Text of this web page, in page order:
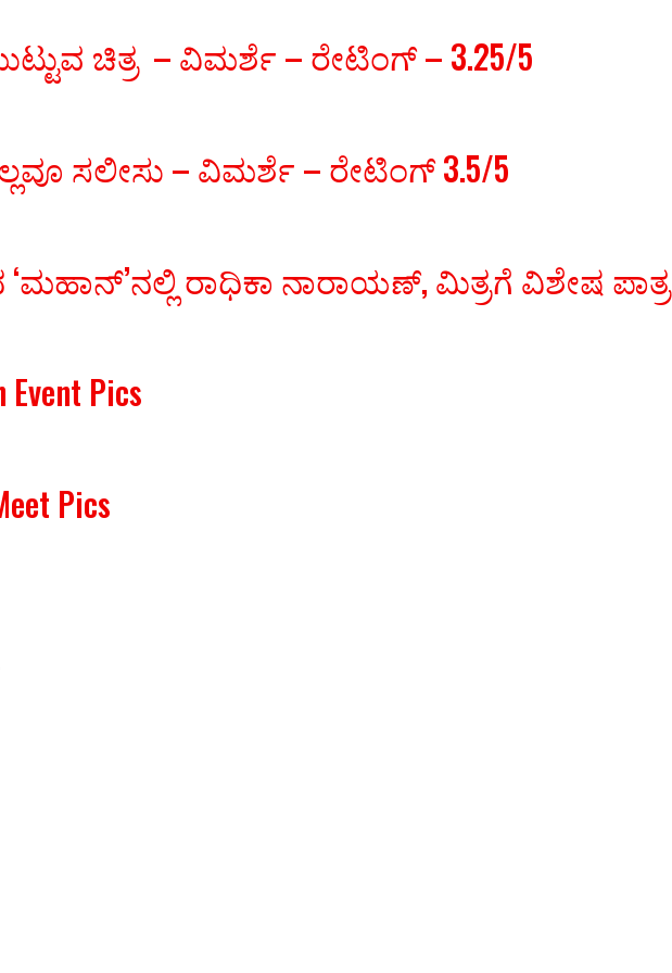
ಚಿತ್ರ – ವಿಮರ್ಶೆ – ರೇಟಿಂಗ್ – 3.25/5
ಸಲೀಸು – ವಿಮರ್ಶೆ – ರೇಟಿಂಗ್ 3.5/5
ರಾಧಿಕಾ ನಾರಾಯಣ್, ಮಿತ್ರಗೆ ವಿಶೇಷ
Event Pics
Pics